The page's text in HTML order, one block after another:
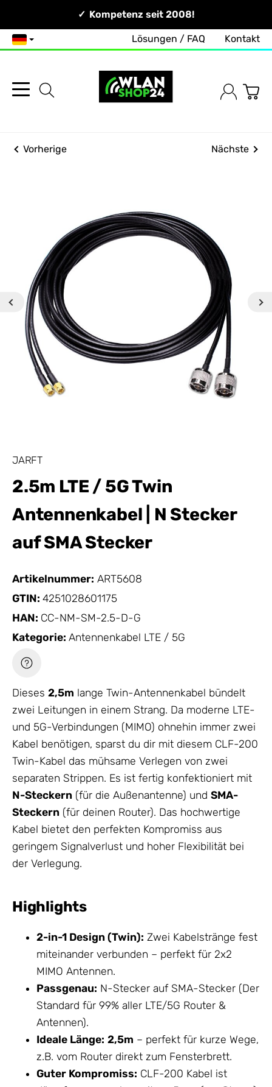
Persönlich & Erreichbar!Kompetenz seit 2008!
Deutsch Lösungen / FAQ Kontakt
Vorherige Nächste
JARFT
2.5m LTE / 5G Twin
Antennenkabel | N Stecker
auf SMA Stecker
Artikelnummer: ART5608
GTIN: 4251028601175
HAN: CC-NM-SM-2.5-D-G
Kategorie: Antennenkabel LTE / 5G
Dieses 2,5m lange Twin-Antennenkabel bündelt
zwei Leitungen in einem Strang. Da moderne LTE-
und 5G-Verbindungen (MIMO) ohnehin immer zwei
Kabel benötigen, sparst du dir mit diesem CLF-200
Twin-Kabel das mühsame Verlegen von zwei
separaten Strippen. Es ist fertig konfektioniert mit
N-Steckern (für die Außenantenne) und SMA-
Steckern (für deinen Router). Das hochwertige
Kabel bietet den perfekten Kompromiss aus
geringem Signalverlust und hoher Flexibilität bei
der Verlegung.
Highlights
2-in-1 Design (Twin): Zwei Kabelstränge fest
miteinander verbunden – perfekt für 2x2
MIMO Antennen.
Passgenau: N-Stecker auf SMA-Stecker (Der
Standard für 99% aller LTE/5G Router &
Antennen).
Ideale Länge: 2,5m – perfekt für kurze Wege,
z.B. vom Router direkt zum Fensterbrett.
Guter Kompromiss: CLF-200 Kabel ist